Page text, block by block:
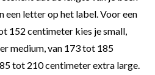
een letter op het label. Voor een
152 centimeter kies je small,
medium, van 173 tot 185
tot 210 centimeter extra large.